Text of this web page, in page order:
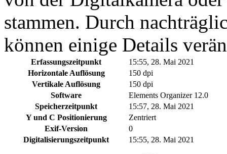
stammen. Durch
können einige Details
Erfassungszeitpunkt
15:55, 28. Mai 2021
Horizontale Auflösung
150 dpi
Vertikale Auflösung
150 dpi
Software
Elements Organizer 12.0
Speicherzeitpunkt
15:57, 28. Mai 2021
Y und C Positionierung
Zentriert
Exif-Version
0
Digitalisierungszeitpunkt
15:55, 28. Mai 2021